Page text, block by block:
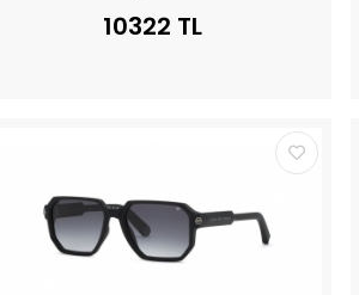
10322 TL